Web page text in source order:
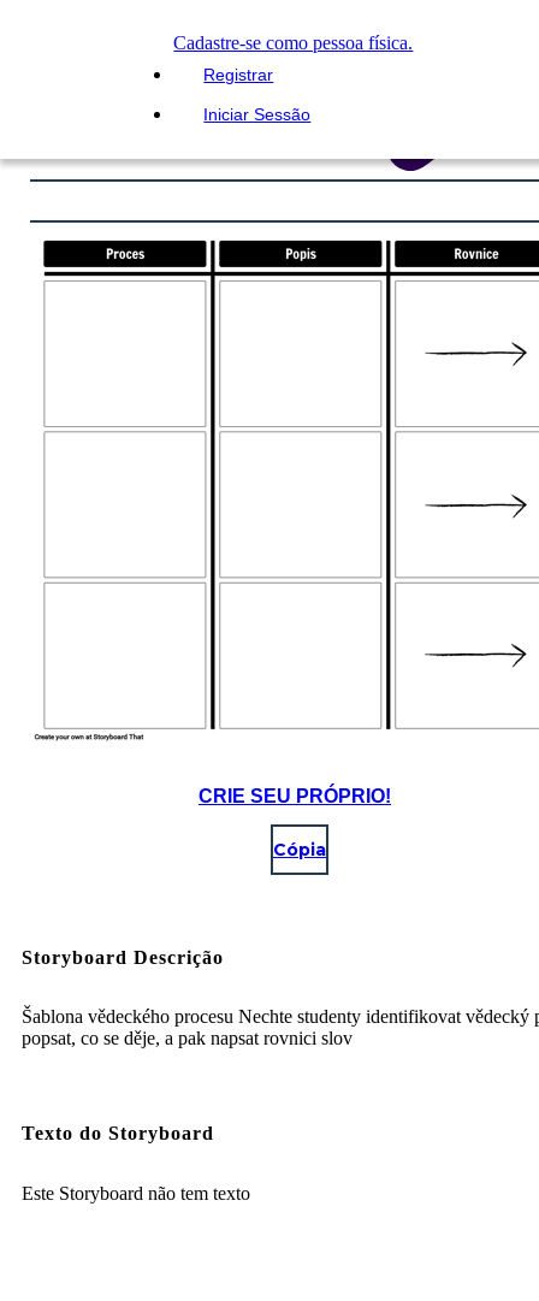
Cadastre-se como pessoa física.
Registrar
Iniciar Sessão
CRIE SEU PRÓPRIO!
Cópia
Storyboard Descrição
Šablona vědeckého procesu Nechte studenty identifikovat vědecký
popsat, co se děje, a pak napsat rovnici slov
Texto do Storyboard
Este Storyboard não tem texto